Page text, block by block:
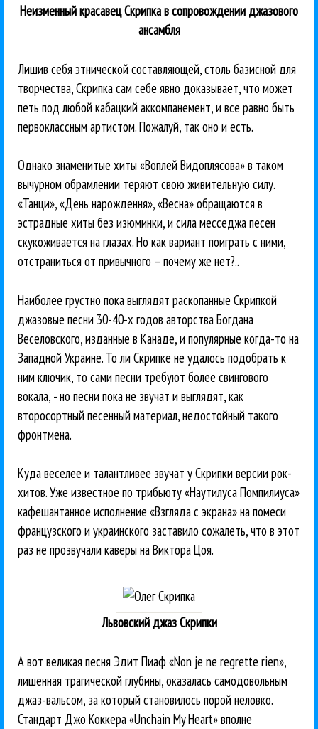
Неизменный красавец Скрипка в сопровождении джазового
ансамбля
Лишив себя этнической составляющей, столь базисной для
творчества, Скрипка сам себе явно доказывает, что может
петь под любой кабацкий аккомпанемент, и все равно быть
первоклассным артистом. Пожалуй, так оно и есть.
Однако знаменитые хиты «Воплей Видоплясова» в таком
вычурном обрамлении теряют свою живительную силу.
«Танци», «День нарождення», «Весна» обращаются в
эстрадные хиты без изюминки, и сила месседжа песен
скукоживается на глазах. Но как вариант поиграть с ними,
отстраниться от привычного – почему же нет?..
Наиболее грустно пока выглядят раскопанные Скрипкой
джазовые песни 30-40-х годов авторства Богдана
Веселовского, изданные в Канаде, и популярные когда-то на
Западной Украине. То ли Скрипке не удалось подобрать к
ним ключик, то сами песни требуют более свингового
вокала, - но песни пока не звучат и выглядят, как
второсортный песенный материал, недостойный такого
фронтмена.
Куда веселее и талантливее звучат у Скрипки версии рок-
хитов. Уже известное по трибьюту «Наутилуса Помпилиуса»
кафешантанное исполнение «Взгляда с экрана» на помеси
французского и украинского заставило сожалеть, что в этот
раз не прозвучали каверы на Виктора Цоя.
Львовский джаз Скрипки
А вот великая песня Эдит Пиаф «Non je ne regrette rien»,
лишенная трагической глубины, оказалась самодовольным
джаз-вальсом, за который становилось порой неловко.
Стандарт Джо Коккера «Unchain My Heart» вполне